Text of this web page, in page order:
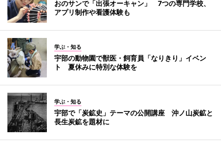
おのサンで「出張オーキャン」 7つの専門学校、
アプリ制作や看護体験も
学ぶ・知る
宇部の動物園で獣医・飼育員「なりきり」イベン
ト 夏休みに特別な体験を
学ぶ・知る
宇部で「炭鉱史」テーマの公開講座 沖ノ山炭鉱と
長生炭鉱を題材に